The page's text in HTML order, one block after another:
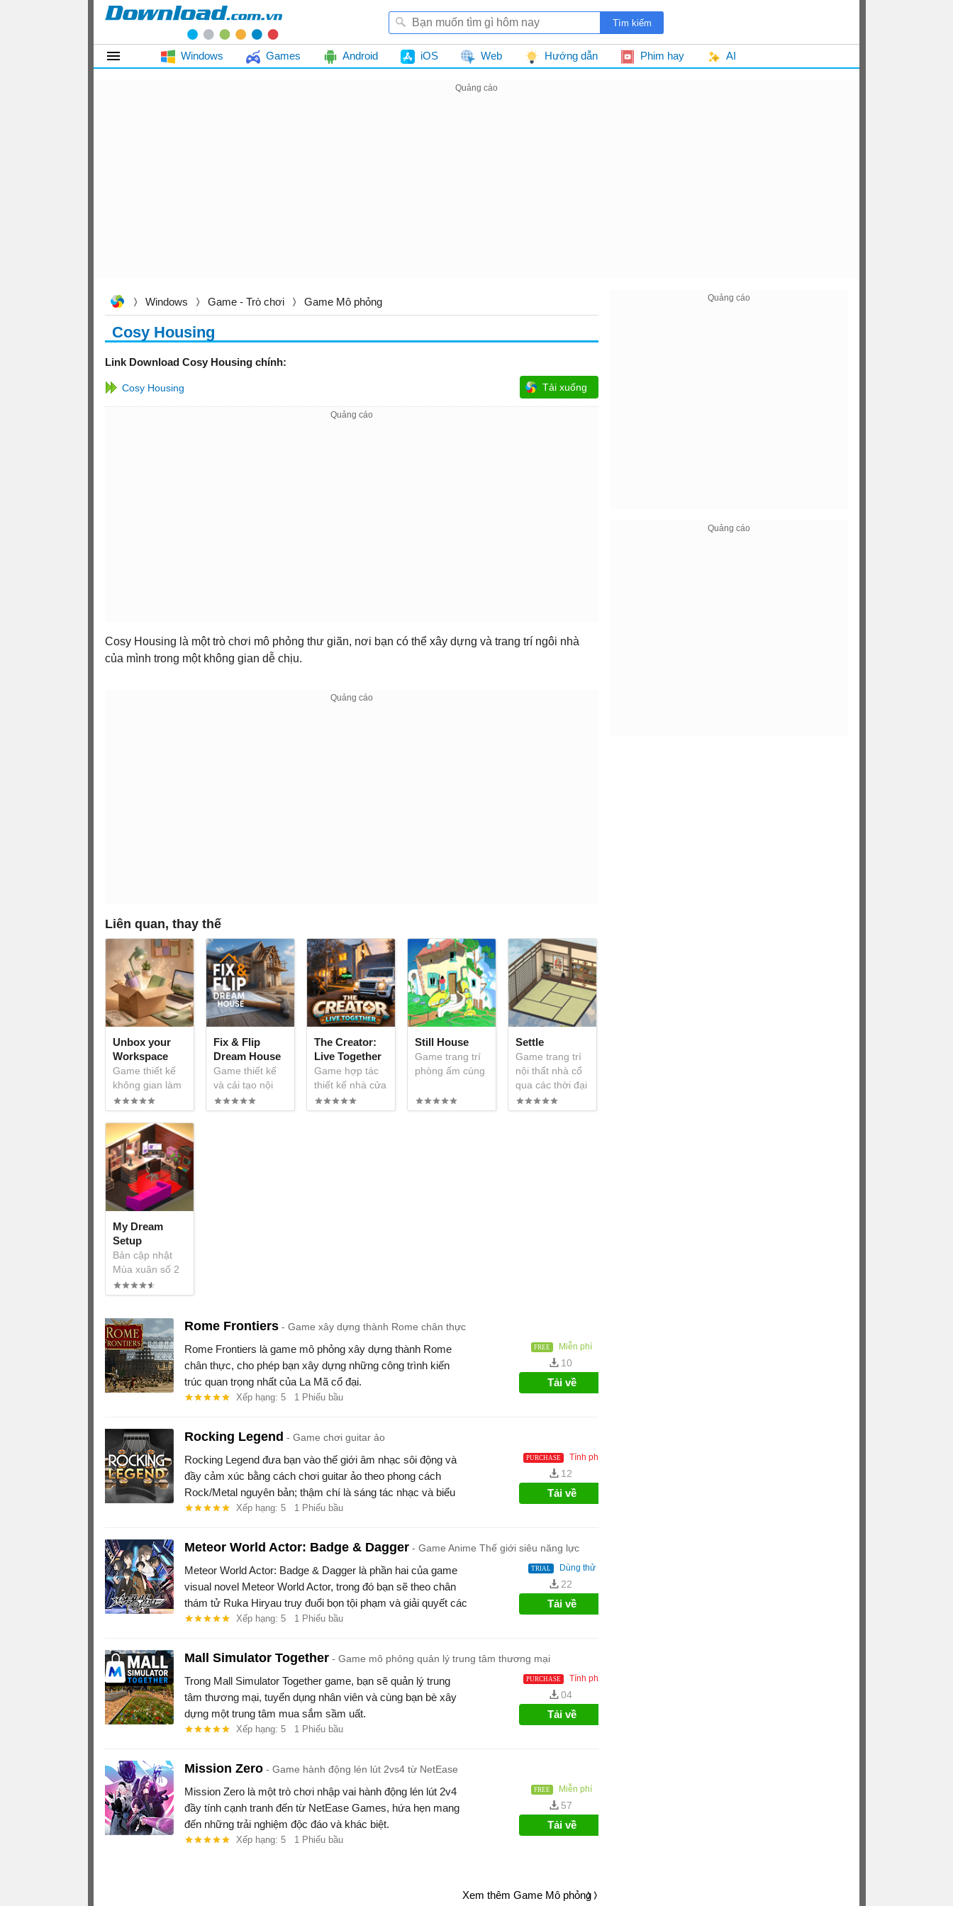
Windows Games Android iOS Web Hướng dẫn Phim hay AI
Windows Game - Trò chơi Game Mô phỏng
Cosy Housing
Link Download Cosy Housing chính:
Cosy Housing Tải xuống
Cosy Housing là một trò chơi mô phỏng thư giãn, nơi bạn có thể xây dựng và trang trí ngôi nhà
của mình trong một không gian dễ chịu.
Liên quan, thay thế
Unbox your
Workspace
Game thiết kế
không gian làm
việc ấm cúng
Fix & Flip
Dream House
Game thiết kế
và cải tạo nội
thất chân thực
The Creator:
Live Together
Game hợp tác
thiết kế nhà cửa
sáng tạo
Still House
Game trang trí
phòng ấm cúng
Settle
Game trang trí
nội thất nhà cổ
qua các thời đại
My Dream
Setup
Bản cập nhật
Mùa xuân số 2
Rome Frontiers Game xây dựng thành Rome chân thực
Rome Frontiers là game mô phỏng xây dựng thành Rome
chân thực, cho phép bạn xây dựng những công trình kiến
trúc quan trọng nhất của La Mã cổ đại.
Xếp hạng: 5 1 Phiếu bầu
Miễn phí
10
Tải về
Rocking Legend Game chơi guitar ảo
Rocking Legend đưa bạn vào thế giới âm nhạc sôi động và
đầy cảm xúc bằng cách chơi guitar ảo theo phong cách
Rock/Metal nguyên bản; thậm chí là sáng tác nhạc và biểu
diễn tự do.
Xếp hạng: 5 1 Phiếu bầu
Tính phí
12
Tải về
Meteor World Actor: Badge & Dagger Game Anime Thế giới siêu năng lực
Meteor World Actor: Badge & Dagger là phần hai của game
visual novel Meteor World Actor, trong đó bạn sẽ theo chân
thám tử Ruka Hiryau truy đuổi bọn tội phạm và giải quyết các
vụ án bí ẩn.Xếp hạng: 5 1 Phiếu bầu
Dùng thử
22
Tải về
Mall Simulator Together Game mô phỏng quản lý trung tâm thương mại
Trong Mall Simulator Together game, bạn sẽ quản lý trung
tâm thương mại, tuyển dụng nhân viên và cùng bạn bè xây
dựng một trung tâm mua sắm sầm uất.
Xếp hạng: 5 1 Phiếu bầu
Tính phí
04
Tải về
Mission Zero Game hành động lén lút 2vs4 từ NetEase
Mission Zero là một trò chơi nhập vai hành động lén lút 2v4
đầy tính cạnh tranh đến từ NetEase Games, hứa hẹn mang
đến những trải nghiệm độc đáo và khác biệt.
Xếp hạng: 5 1 Phiếu bầu
Miễn phí
57
Tải về
Xem thêm Game Mô phỏng